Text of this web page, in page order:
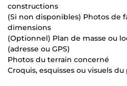
constructions
(Si non disponibles) Photos de
dimensions
(Optionnel) Plan de masse ou
(adresse ou GPS)
Photos du terrain concerné
Croquis, esquisses ou visuels